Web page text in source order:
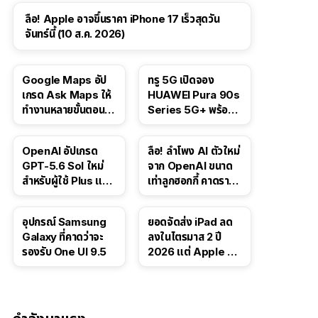
ลือ! Apple อาจขึ้นราคา iPhone 17 เร็วสุดวัน
จันทร์นี้ (10 ส.ค. 2026)
Google Maps อัป
เกรด Ask Maps ให้
ทำงานหลายขั้นตอนได้
สาธารณะ
ทรู 5G เปิดจอง
HUAWEI Pura 90s
Series 5G+ พร้อม
OpenAI อัปเกรด
GPT-5.6 Sol ใหม่
สำหรับผู้ใช้ Plus และ
ลือ! ลำโพง AI ตัวใหม่
จาก OpenAI ขนาด
เท่าลูกฮอกกี้ คาดราคา
อุปกรณ์ Samsung
Galaxy ที่คาดว่าจะ
รองรับ One UI 9.5
ยอดจัดส่ง iPad ลด
ลงในไตรมาส 2 ปี
2026 แต่ Apple ยัง